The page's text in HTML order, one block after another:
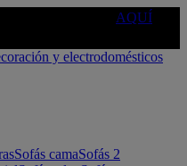
AQUÍ
Sofás camaSofás 2